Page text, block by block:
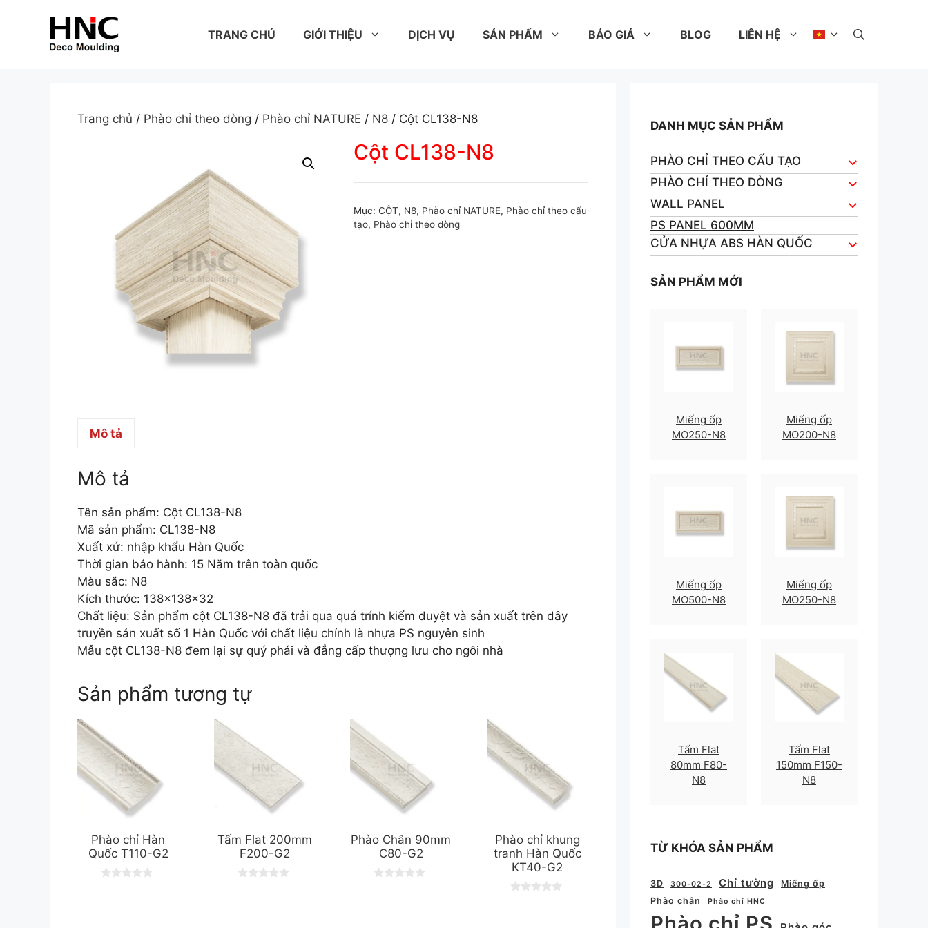
TRANG CHỦ GIỚI THIỆU DỊCH VỤ SẢN PHẨM BÁO GIÁ BLOG LIÊN HỆ
Trang chủ / Phào chỉ theo dòng / Phào chỉ NATURE / N8 / Cột CL138-N8
Cột CL138-N8
Mục: CỘT, N8, Phào chỉ NATURE, Phào chỉ theo cấu
tạo, Phào chỉ theo dòng
Mô tả
Mô tả
Tên sản phẩm: Cột CL138-N8
Mã sản phẩm: CL138-N8
Xuất xứ: nhập khẩu Hàn Quốc
Thời gian bảo hành: 15 Năm trên toàn quốc
Màu sắc: N8
Kích thước: 138x138x32
Chất liệu: Sản phẩm cột CL138-N8 đã trải qua quá trính kiểm duyệt và sản xuất trên dây
truyền sản xuất số 1 Hàn Quốc với chất liệu chính là nhựa PS nguyên sinh
Mẫu cột CL138-N8 đem lại sự quý phái và đẳng cấp thượng lưu cho ngôi nhà
Sản phẩm tương tự
Phào chỉ Hàn
Quốc T110-G2
Tấm Flat 200mm
F200-G2
Phào Chân 90mm
C80-G2
Phào chỉ khung
tranh Hàn Quốc
KT40-G2
DANH MỤC SẢN PHẨM
PHÀO CHỈ THEO CẤU TẠO
PHÀO CHỈ THEO DÒNG
WALL PANEL
PS PANEL 600MM
CỬA NHỰA ABS HÀN QUỐC
SẢN PHẨM MỚI
Miếng ốp
MO250-N8
Miếng ốp
MO200-N8
Miếng ốp
MO500-N8
Miếng ốp
MO250-N8
Tấm Flat
80mm F80-
N8
Tấm Flat
150mm F150-
N8
TỪ KHÓA SẢN PHẨM
3D 300-02-2 Chỉ tường
Miếng ốp
Phào chân
Phào chỉ HNC